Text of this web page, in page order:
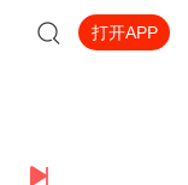
打开APP